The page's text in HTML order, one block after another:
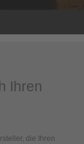
Ihren
die Ihren